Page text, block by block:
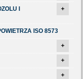
I
+
ISO 8573
+
+
+